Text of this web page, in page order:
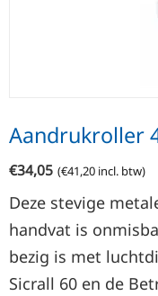
Aandrukroller
€34,05 (€41,20 incl. btw)
Deze stevige
handvat is
bezig is met
Sicrall 60 en de